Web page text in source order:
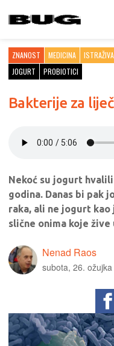
ZNANOST MEDICINA
JOGURT
PROBIOTICI
Bakterije za
Nekoć su jogurt
godina. Danas bi pak
raka, ali ne jogurt
slične onima koje
Nenad Raos
subota, 26.